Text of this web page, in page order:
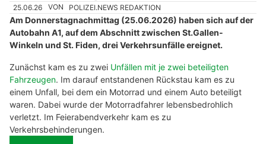
25.06.26 VON POLIZEI.NEWS REDAKTION
Am Donnerstagnachmittag (25.06.2026) haben sich auf der
Autobahn A1, auf dem Abschnitt zwischen St.Gallen-
Winkeln und St. Fiden, drei Verkehrsunfälle ereignet.
Zunächst kam es zu zwei Unfällen mit je zwei beteiligten
Fahrzeugen. Im darauf entstandenen Rückstau kam es zu
einem Unfall, bei dem ein Motorrad und einem Auto beteiligt
waren. Dabei wurde der Motorradfahrer lebensbedrohlich
verletzt. Im Feierabendverkehr kam es zu
Verkehrsbehinderungen.